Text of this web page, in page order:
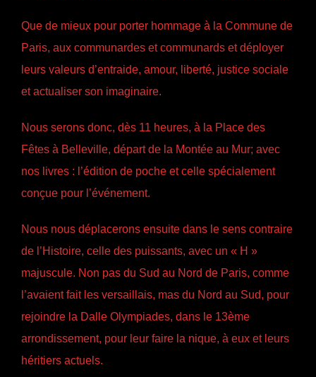
Que de mieux pour porter hommage à la Commune de
Paris, aux communardes et communards et déployer
leurs valeurs d’entraide, amour, liberté, justice sociale
et actualiser son imaginaire.
Nous serons donc, dès 11 heures, à la Place des
Fêtes à Belleville, départ de la Montée au Mur; avec
nos livres : l’édition de poche et celle spécialement
conçue pour l’événement.
Nous nous déplacerons ensuite dans le sens contraire
de l’Histoire, celle des puissants, avec un « H »
majuscule. Non pas du Sud au Nord de Paris, comme
l’avaient fait les versaillais, mas du Nord au Sud, pour
rejoindre la Dalle Olympiades, dans le 13ème
arrondissement, pour leur faire la nique, à eux et leurs
héritiers actuels.